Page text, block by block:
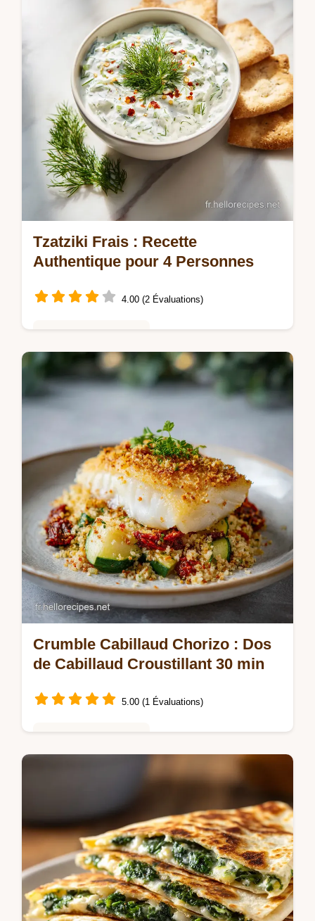
Inclut un guide de temps précis pour une
préparation parfaite. Prêt en 50 min.
Tzatziki Frais : Recette
Authentique pour 4 Personnes
4.00 (2 Évaluations)
Réalisez un Tzatziki Frais authentique avec
notre guide étape par étape. Sauce au
yaourt grec et concombre, prête en 15
minutes. Avec astuce anti-eau.
Crumble Cabillaud Chorizo : Dos
de Cabillaud Croustillant 30 min
5.00 (1 Évaluations)
une croûte parfumée, idéal pour un repas
rapide. Prêt en 30 minutes chrono.